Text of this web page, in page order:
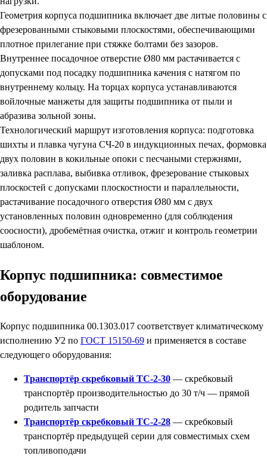
Геометрия корпуса подшипника включает две литые половины с
фрезерованными стыковыми плоскостями, обеспечивающими
плотное прилегание при стяжке болтами без зазоров.
Внутреннее посадочное отверстие Ø80 мм растачивается с
допусками под посадку подшипника качения с натягом по
внутреннему кольцу. На торцах корпуса устанавливаются
войлочные манжеты для защиты подшипника от пыли и
абразива зольной зоны.
Технологический маршрут изготовления корпуса: подготовка
шихты и плавка чугуна СЧ-20 в индукционных печах, формовка
двух половин в кокильные опоки с песчаными стержнями,
заливка расплава, выбивка отливок, фрезерование стыковых
плоскостей с допусками плоскостности и параллельности,
растачивание посадочного отверстия Ø80 мм с двух
установленных половин одновременно (для соблюдения
соосности), дробемётная очистка, отжиг и контроль геометрии
шаблоном.
Корпус подшипника: совместимое
оборудование
Корпус подшипника 00.1303.017 соответствует климатическому
исполнению У2 по ГОСТ 15150-69 и применяется в составе
следующего оборудования:
Транспортёр скребковый ТС-2-30 — скребковый
транспортёр производительностью до 30 т/ч — прямой
родитель запчасти
Транспортёр скребковый ТС-2-28 — скребковый
транспортёр предыдущей серии для совместимых схем
топливоподачи